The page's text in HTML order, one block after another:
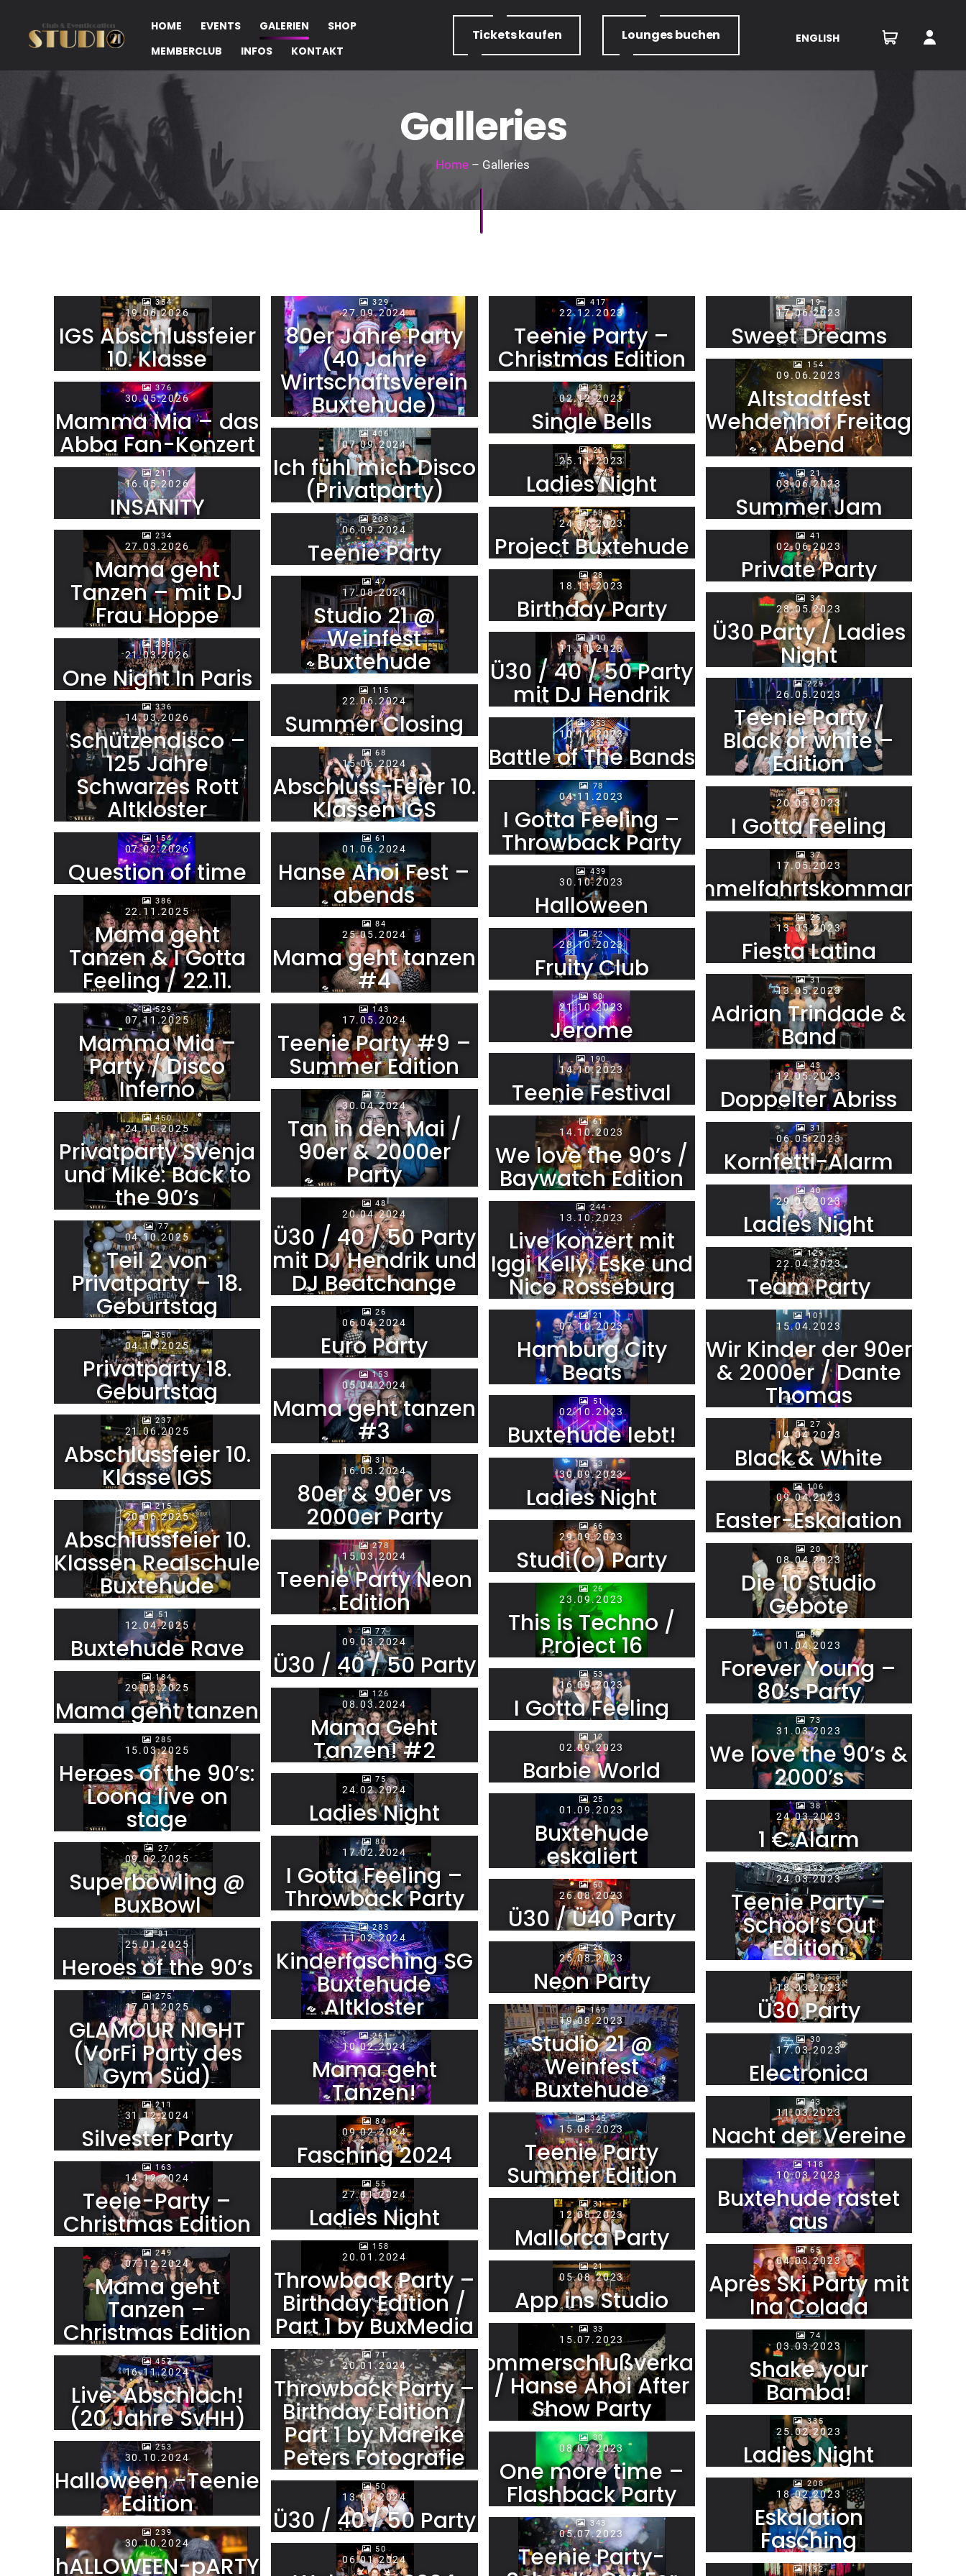
HOME EVENTS GALERIEN
SHOP
MEMBERCLUB
INFOS KONTAKT
Ticketskaufen Loungesbuchen ENGLISH
Galleries
Home – Galleries
354
19.06.2026
IGS Abschlussfeier
10. Klasse
376
30.05.2026
Mamma Mia – das
Abba Fan-Konzert
211
16.05.2026
INSANITY
234
27.03.2026
Mama geht
Tanzen – mit DJ
Frau Hoppe
289
21.03.2026
One Night In Paris
336
14.03.2026
Schützendisco –
125 Jahre
Schwarzes Rott
Altkloster
154
07.02.2026
Question of time
386
22.11.2025
Mama geht
Tanzen & I Gotta
Feeling / 22.11.
529
07.11.2025
Mamma Mia –
Party / Disco
Inferno
450
24.10.2025
Privatparty Svenja
und Mike: Back to
the 90’s
77
04.10.2025
Teil 2 von
Privatparty – 18.
Geburtstag
350
04.10.2025
Privatparty 18.
Geburtstag
237
21.06.2025
Abschlussfeier 10.
Klasse IGS
215
20.06.2025
Abschlussfeier 10.
Klassen Realschule
Buxtehude
51
12.04.2025
Buxtehude Rave
184
29.03.2025
Mama geht tanzen
285
15.03.2025
Heroes of the 90’s:
Loona live on
stage
27
09.02.2025
Superbowling @
BuxBowl
81
25.01.2025
Heroes of the 90’s
275
17.01.2025
GLAMOUR NIGHT
(VorFi Party des
Gym Süd)
211
31.12.2024
Silvester Party
163
14.12.2024
Teeie-Party –
Christmas Edition
249
07.12.2024
Mama geht
Tanzen –
Christmas Edition
457
16.11.2024
Live: Abschlach!
(20 Jahre SvHH)
253
30.10.2024
Halloween -Teenie
Edition
239
30.10.2024
hALLOWEEN-pARTY
329
27.09.2024
80er Jahre Party
(40 Jahre
Wirtschaftsverein
Buxtehude)
406
07.09.2024
Ich fühl mich Disco
(Privatparty)
208
06.09.2024
Teenie Party
47
17.08.2024
Studio 21 @
Weinfest
Buxtehude
115
22.06.2024
Summer Closing
68
15.06.2024
Abschluss-Feier 10.
Klassen IGS
61
01.06.2024
Hanse Ahoi Fest –
abends
84
25.05.2024
Mama geht tanzen
#4
143
17.05.2024
Teenie Party #9 –
Summer Edition
72
30.04.2024
Tan in den Mai /
90er & 2000er
Party
48
20.04.2024
Ü30 / 40 / 50 Party
mit DJ Hendrik und
DJ Beatchange
26
06.04.2024
Euro Party
153
05.04.2024
Mama geht tanzen
#3
31
16.03.2024
80er & 90er vs
2000er Party
278
15.03.2024
Teenie Party Neon
Edition
77
09.03.2024
Ü30 / 40 / 50 Party
126
08.03.2024
Mama Geht
Tanzen! #2
75
24.02.2024
Ladies Night
80
17.02.2024
I Gotta Feeling –
Throwback Party
283
11.02.2024
Kinderfasching SG
Buxtehude
Altkloster
261
10.02.2024
Mama geht
Tanzen!
84
09.02.2024
Fasching 2024
55
27.01.2024
Ladies Night
158
20.01.2024
Throwback Party –
Birthday Edition /
Part 1 by BuxMedia
71
20.01.2024
Throwback Party –
Birthday Edition /
Part 1 by Mareike
Peters Fotografie
50
13.01.2024
Ü30 / 40 / 50 Party
50
06.01.2024
417
22.12.2023
Teenie Party –
Christmas Edition
33
02.12.2023
Single Bells
20
25.11.2023
Ladies Night
68
24.11.2023
Project Buxtehude
28
18.11.2023
Birthday Party
110
11.11.2023
Ü30 / 40 / 50 Party
mit DJ Hendrik
353
10.11.2023
Battle of The Bands
78
04.11.2023
I Gotta Feeling –
Throwback Party
439
30.10.2023
Halloween
22
28.10.2023
Fruity Club
80
21.10.2023
Jerome
190
14.10.2023
Teenie Festival
61
14.10.2023
We love the 90’s /
Baywatch Edition
244
13.10.2023
Live konzert mit
Iggi Kelly, Eske und
Nico Rosseburg
21
07.10.2023
Hamburg City
Beats
51
02.10.2023
Buxtehude lebt!
53
30.09.2023
Ladies Night
66
29.09.2023
Studi(o) Party
26
23.09.2023
This is Techno /
Project 16
53
16.09.2023
I Gotta Feeling
12
02.09.2023
Barbie World
25
01.09.2023
Buxtehude
eskaliert
60
26.08.2023
Ü30 / Ü40 Party
26
25.08.2023
Neon Party
169
19.08.2023
Studio 21 @
Weinfest
Buxtehude
345
15.08.2023
Teenie Party
Summer Edition
31
12.08.2023
Mallorca Party
21
05.08.2023
App ins Studio
33
15.07.2023
Sommerschlußverkauf
/ Hanse Ahoi After
Show Party
30
08.07.2023
One more time –
Flashback Party
343
05.07.2023
Teenie Party-
19
17.06.2023
Sweet Dreams
154
09.06.2023
Altstadtfest
Wehdenhof Freitag
Abend
21
03.06.2023
Summer Jam
41
02.06.2023
Private Party
34
28.05.2023
Ü30 Party / Ladies
Night
229
26.05.2023
Teenie Party /
Black or white –
Edition
21
20.05.2023
I Gotta Feeling
37
17.05.2023
Himmelfahrtskommando
25
13.05.2023
Fiesta Latina
31
13.05.2023
Adrian Trindade &
Band
43
12.05.2023
Doppelter Abriss
31
06.05.2023
Kornfetti-Alarm
40
29.04.2023
Ladies Night
129
22.04.2023
Team Party
101
15.04.2023
Wir Kinder der 90er
& 2000er / Dante
Thomas
27
14.04.2023
Black & White
106
09.04.2023
Easter-Eskalation
20
08.04.2023
Die 10 Studio
Gebote
83
01.04.2023
Forever Young –
80’s Party
73
31.03.2023
We love the 90’s &
2000’s
38
24.03.2023
1 € Alarm
193
24.03.2023
Teenie Party –
School’s Out
Edition
89
18.03.2023
Ü30 Party
30
17.03.2023
Electronica
43
11.03.2023
Nacht der Vereine
118
10.03.2023
Buxtehude rastet
aus
65
04.03.2023
Après Ski Party mit
Ina Colada
74
03.03.2023
Shake your
Bamba!
335
25.02.2023
Ladies Night
208
18.02.2023
Eskalation
Fasching
192